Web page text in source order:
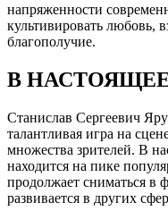
напряженности
культивировать любовь,
благополучие.
В
Станислав Сергеевич
талантливая игра на
множества зрителей. В
находится на пике
продолжает сниматься в
развивается в других